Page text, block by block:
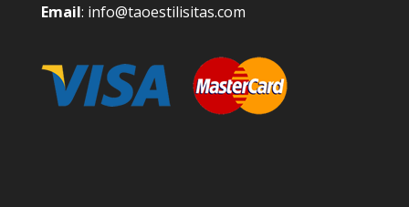
Email: info@taoestilisitas.com